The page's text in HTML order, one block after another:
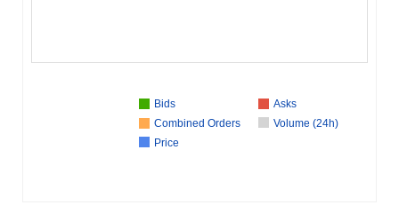
Bids
Asks
Combined Orders
Volume (24h)
Price